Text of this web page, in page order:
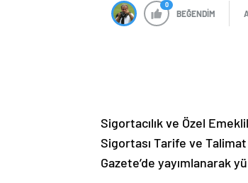
0
BEĞENDİM
Sigortacılık ve Özel
Sigortası Tarife ve
Gazete’de yayımlanarak